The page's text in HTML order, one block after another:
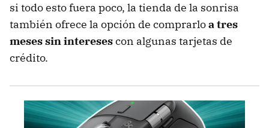
si todo esto fuera poco, la tienda de la sonrisa
también ofrece la opción de comprarloa tres
meses sin interesescon algunas tarjetas de
crédito.